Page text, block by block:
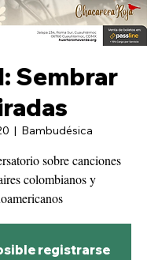
Sembrar
  |
Bambudésica
sobre canciones
colombianos y
registrarse